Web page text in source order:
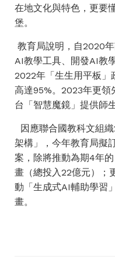
在地文化與特色，更要
堡。
教育局說明，自2020
AI教學工具、開發AI教
2022年「生生用平板」
高達95%。2023年更領
台「智慧魔鏡」提供師
因應聯合國教科文組
架構」，今年教育局擬
案，除將推動為期4年
畫（總投入22億元）；
動「生成式AI輔助學習
畫。